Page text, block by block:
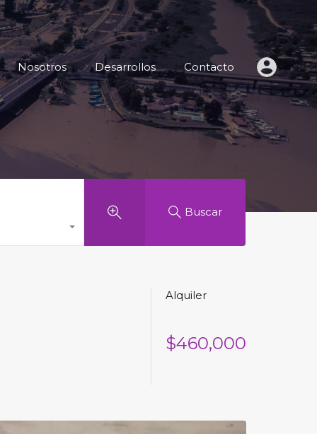
Inmuebles Nosotros Desarrollos Contacto
Nosotros Desarrollos Contacto
Buscar
Alquiler
$460,000